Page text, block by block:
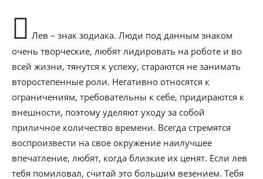
Лев – знак зодиака. Люди под данным знаком
очень творческие, любят лидировать на роботе и во
всей жизни, тянутся к успеху, стараются не занимать
второстепенные роли. Негативно относятся к
ограничениям, требовательны к себе, придираются к
внешности, поэтому уделяют уходу за собой
приличное количество времени. Всегда стремятся
воспроизвести на свое окружение наилучшее
впечатление, любят, когда близкие их ценят. Если лев
тебя помиловал, считай это большим везением. Тебя